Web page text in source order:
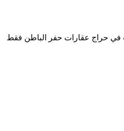
في حراج عقارات حفر الباطن فقط